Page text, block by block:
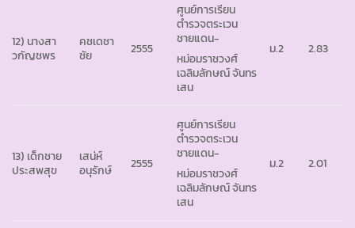
12) นางสา
วกัญชพร
คชเดชา
ชัย
2555
ศูนย์การเรียน
ตำรวจตระเวน
ชายแดน-
หม่อมราชวงศ์
เฉลิมลักษณ์ จันทร
เสน
ม.2 2.83
13) เด็กชาย
ประสพสุข
เสน่ห์
อนุรักษ์
2555
ศูนย์การเรียน
ตำรวจตระเวน
ชายแดน-
หม่อมราชวงศ์
เฉลิมลักษณ์ จันทร
เสน
ม.2 2.01